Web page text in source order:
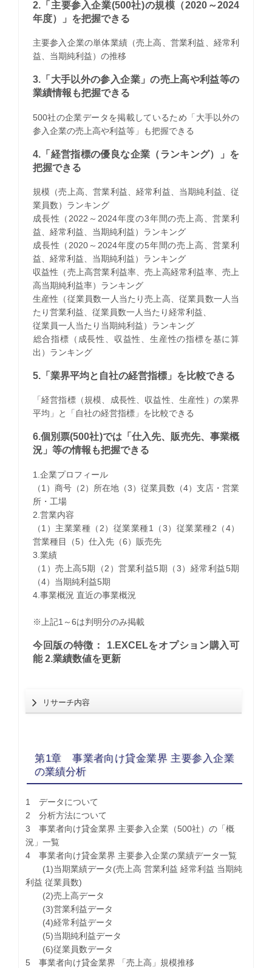
2.「主要参入企業(500社)の規模（2020～2024
年度）」を把握できる
主要参入企業の単体業績（売上高、営業利益、経常利
益、当期純利益）の推移
3.「大手以外の参入企業」の売上高や利益等の
業績情報も把握できる
500社の企業データを掲載しているため「大手以外の
参入企業の売上高や利益等」も把握できる
4.「経営指標の優良な企業（ランキング）」を
把握できる
規模（売上高、営業利益、経常利益、当期純利益、従
業員数）ランキング
成長性（2022～2024年度の3年間の売上高、営業利
益、経常利益、当期純利益）ランキング
成長性（2020～2024年度の5年間の売上高、営業利
益、経常利益、当期純利益）ランキング
収益性（売上高営業利益率、売上高経常利益率、売上
高当期純利益率）ランキング
生産性（従業員数一人当たり売上高、従業員数一人当
たり営業利益、従業員数一人当たり経常利益、
従業員一人当たり当期純利益）ランキング
​総合指標（成長性、収益性、生産性の指標を基に算
出）ランキング
5.「業界平均と自社の経営指標」を比較できる
「経営指標（規模、成長性、収益性、生産性）の業界
平均」と「自社の経営指標」を比較できる
6.個別票(500社)では「仕入先、販売先、事業概
況」等の情報も把握できる
1.企業プロフィール
（1）商号（2）所在地（3）従業員数（4）支店・営業
所・工場
2.営業内容
（1）主業業種（2）従業業種1（3）従業業種2（4）
営業種目（5）仕入先（6）販売先
3.業績
（1）売上高5期（2）営業利益5期（3）経常利益5期
（4）当期純利益5期
4.事業概況 直近の事業概況
※上記1～6は判明分のみ掲載
今回版の特徴： 1.EXCELをオプション購入可
能 2.業績数値を更新
リサーチ内容
第1章 事業者向け貸金業界 主要参入企業
の業績分析
1 データについて
2 分析方法について
3 事業者向け貸金業界 主要参入企業（500社）の「概
況」一覧
4 事業者向け貸金業界 主要参入企業の業績データ一覧
(1)当期業績データ(売上高 営業利益 経常利益 当期純
利益 従業員数)
(2)売上高データ
(3)営業利益データ
(4)経常利益データ
(5)当期純利益データ
(6)従業員数データ
5 事業者向け貸金業界 「売上高」規模推移